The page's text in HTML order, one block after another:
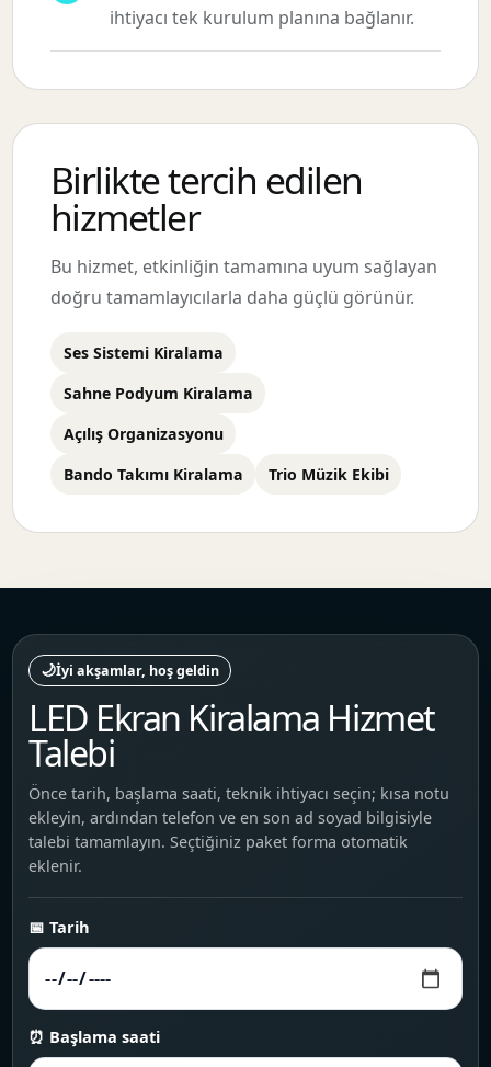
ihtiyacı tek kurulum planına bağlanır.
Birlikte tercih edilen
hizmetler
Bu hizmet, etkinliğin tamamına uyum sağlayan
doğru tamamlayıcılarla daha güçlü görünür.
Ses Sistemi Kiralama
Sahne Podyum Kiralama
Açılış Organizasyonu
Bando Takımı Kiralama
Trio Müzik Ekibi
🌙İyi akşamlar, hoş geldin
LED Ekran Kiralama Hizmet
Talebi
Önce tarih, başlama saati, teknik ihtiyacı seçin; kısa notu
ekleyin, ardından telefon ve en son ad soyad bilgisiyle
talebi tamamlayın. Seçtiğiniz paket forma otomatik
eklenir.
📅 Tarih
⏰ Başlama saati